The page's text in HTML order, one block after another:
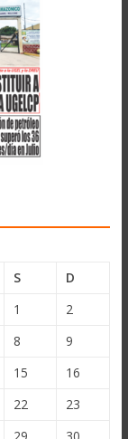
S
D
1
2
8
9
15
16
22
23